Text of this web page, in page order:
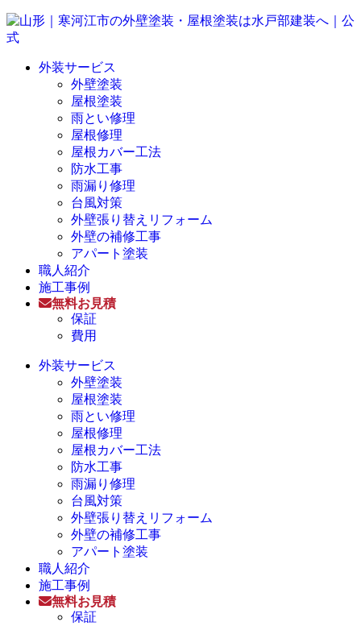
外装サービス
外壁塗装
屋根塗装
雨とい修理
屋根修理
屋根カバー工法
防水工事
雨漏り修理
台風対策
外壁張り替えリフォーム
外壁の補修工事
アパート塗装
職人紹介
施工事例
無料お見積
保証
費用
外装サービス
外壁塗装
屋根塗装
雨とい修理
屋根修理
屋根カバー工法
防水工事
雨漏り修理
台風対策
外壁張り替えリフォーム
外壁の補修工事
アパート塗装
職人紹介
施工事例
無料お見積
保証